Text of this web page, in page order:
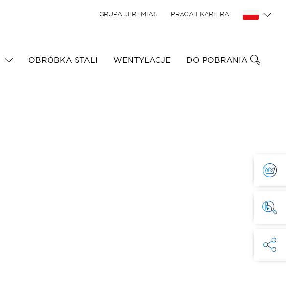
GRUPA JEREMIAS PRACA I KARIERA
OBRÓBKA STALI WENTYLACJE DO POBRANIA